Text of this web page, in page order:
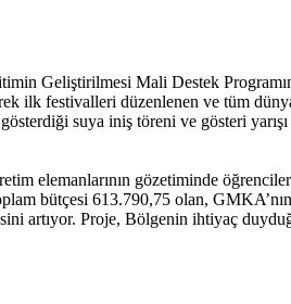
Geliştirilmesi Mali Destek
ilk festivalleri düzenlenen ve tüm
suya iniş töreni ve gösteri
elemanlarının gözetiminde
bütçesi 613.790,75 olan,
artıyor. Proje, Bölgenin ihtiyaç